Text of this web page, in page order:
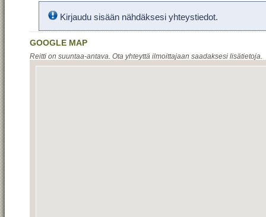
Kirjaudu sisään nähdäksesi yhteystiedot.
GOOGLE MAP
Reitti on suuntaa-antava. Ota yhteyttä ilmoittajaan saadaksesi lisätietoja.